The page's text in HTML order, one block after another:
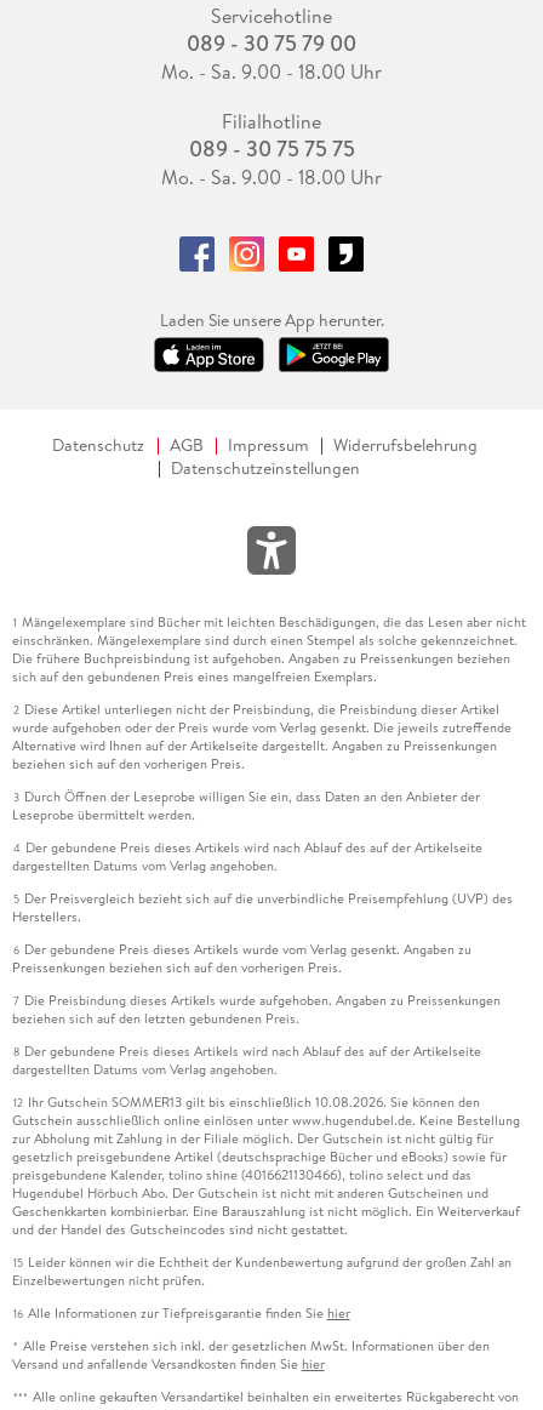
Servicehotline
089 - 30 75 79 00
Mo. - Sa. 9.00 - 18.00 Uhr
Filialhotline
089 - 30 75 75 75
Mo. - Sa. 9.00 - 18.00 Uhr
Laden Sie unsere App herunter.
Datenschutz AGB Impressum
Widerrufsbelehrung
Datenschutzeinstellungen
1 Mängelexemplare sind Bücher mit leichten Beschädigungen, die das Lesen aber nicht
einschränken. Mängelexemplare sind durch einen Stempel als solche gekennzeichnet.
Die frühere Buchpreisbindung ist aufgehoben. Angaben zu Preissenkungen beziehen
sich auf den gebundenen Preis eines mangelfreien Exemplars.
2 Diese Artikel unterliegen nicht der Preisbindung, die Preisbindung dieser Artikel
wurde aufgehoben oder der Preis wurde vom Verlag gesenkt. Die jeweils zutreffende
Alternative wird Ihnen auf der Artikelseite dargestellt. Angaben zu Preissenkungen
beziehen sich auf den vorherigen Preis.
3 Durch Öffnen der Leseprobe willigen Sie ein, dass Daten an den Anbieter der
Leseprobe übermittelt werden.
4 Der gebundene Preis dieses Artikels wird nach Ablauf des auf der Artikelseite
dargestellten Datums vom Verlag angehoben.
5 Der Preisvergleich bezieht sich auf die unverbindliche Preisempfehlung (UVP) des
Herstellers.
6 Der gebundene Preis dieses Artikels wurde vom Verlag gesenkt. Angaben zu
Preissenkungen beziehen sich auf den vorherigen Preis.
7 Die Preisbindung dieses Artikels wurde aufgehoben. Angaben zu Preissenkungen
beziehen sich auf den letzten gebundenen Preis.
8 Der gebundene Preis dieses Artikels wird nach Ablauf des auf der Artikelseite
dargestellten Datums vom Verlag angehoben.
12 Ihr Gutschein SOMMER13 gilt bis einschließlich 10.08.2026. Sie können den
Gutschein ausschließlich online einlösen unter www.hugendubel.de. Keine Bestellung
zur Abholung mit Zahlung in der Filiale möglich. Der Gutschein ist nicht gültig für
gesetzlich preisgebundene Artikel (deutschsprachige Bücher und eBooks) sowie für
preisgebundene Kalender, tolino shine (4016621130466), tolino select und das
Hugendubel Hörbuch Abo. Der Gutschein ist nicht mit anderen Gutscheinen und
Geschenkkarten kombinierbar. Eine Barauszahlung ist nicht möglich. Ein Weiterverkauf
und der Handel des Gutscheincodes sind nicht gestattet.
15 Leider können wir die Echtheit der Kundenbewertung aufgrund der großen Zahl an
Einzelbewertungen nicht prüfen.
16 Alle Informationen zur Tiefpreisgarantie finden Sie hier
* Alle Preise verstehen sich inkl. der gesetzlichen MwSt. Informationen über den
Versand und anfallende Versandkosten finden Sie hier
*** Alle online gekauften Versandartikel beinhalten ein erweitertes Rückgaberecht von